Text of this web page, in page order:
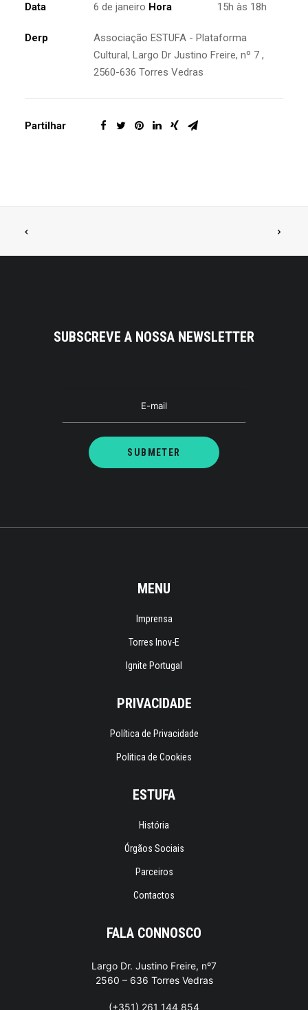
Data 6 de janeiro Hora 15h às 18h
Derp
Associação ESTUFA - Plataforma
Cultural, Largo Dr Justino Freire, nº 7 ,
2560-636 Torres Vedras
Partilhar
SUBSCREVE A NOSSA NEWSLETTER
MENU
Imprensa
Torres Inov-E
Ignite Portugal
PRIVACIDADE
Política de Privacidade
Politica de Cookies
ESTUFA
História
Órgãos Sociais
Parceiros
Contactos
FALA CONNOSCO
Largo Dr. Justino Freire, nº7
2560 – 636 Torres Vedras
(+351) 261 144 854